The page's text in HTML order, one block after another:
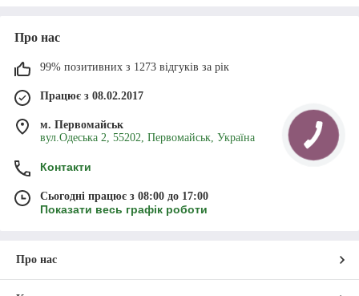
Обирайте зручні моделі та оформлюйте
замовлення на сайті чи телефоном — ми
Перейти у каталог!
Ноги потрібно тримати в теплі - це постійне правило для всіх.
можна довго гуляти на вулиці та дихати свіжим повітрям, не
Про нас
99% позитивних з 1273 відгуків за рік
Працює з 08.02.2017
м. Первомайськ
вул.Одеська 2, 55202, Первомайськ, Україна
Контакти
Сьогодні працює з 08:00 до 17:00
Показати весь графік роботи
Про нас